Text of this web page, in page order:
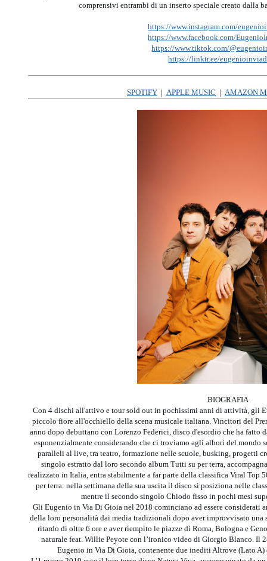
comprensivi entrambi di un inserto speciale creato dalla
https://www.instagram.com/
https://www.facebook.com/
https://www.tiktok.com/
https://linktr.ee/
SPOTIFY | APPLE MUSIC | AMAZON
BIOGRAFIA
Con 4 dischi all'attivo e tour sold out in pochissimi anni di attività, gli
piccolo fiore all'occhiello della scena musicale italiana. Vincitori del
anno dopo debuttano con Lorenzo Federici, disco d'esordio che ha fatto
esponenzialmente considerando che ci troviamo agli albori del mondo
paralleli al live, tra teatro, formazione nelle scuole, busking, progetti
singolo estratto dal loro secondo album Tutti su per terra,
realizzato in Italia, entra stabilmente a far parte della classifica Viral Top
per terra: nella settimana della sua uscita il disco si posiziona nelle
mentre il secondo singolo Chiodo fisso in pochi mesi
Gli Eugenio in Via Di Gioia nel 2018 cominciano ad essere considerati
della loro personalità dai media tradizionali dopo aver improvvisato
ritardo di oltre 6 ore e aver riempito le piazze di Roma, Bologna e
naturale feat. Willie Peyote con l’ironico video di Giorgio Blanco. Il
Eugenio in Via Di Gioia, contenente due inediti Altrove (Lato